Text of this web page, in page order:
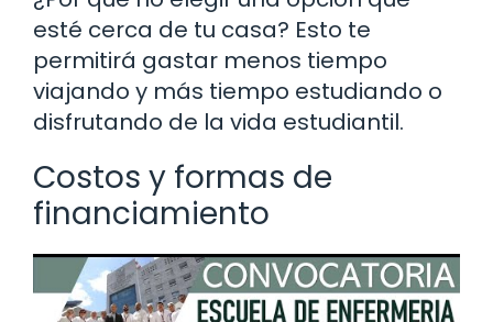
esté cerca de tu casa? Esto te
permitirá gastar menos tiempo
viajando y más tiempo estudiando o
disfrutando de la vida estudiantil.
Costos y formas de
financiamiento